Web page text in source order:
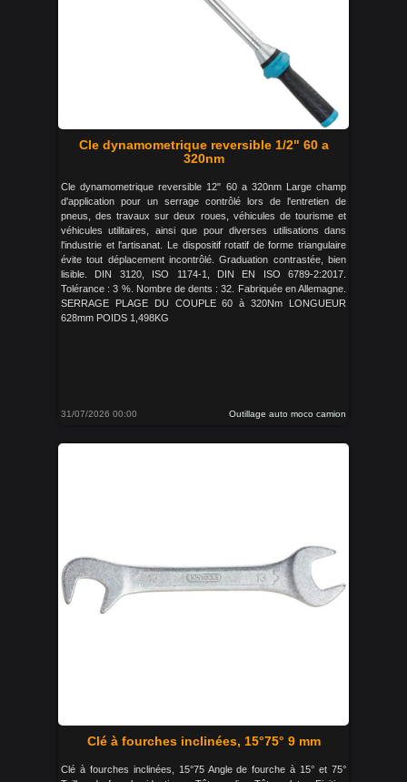
Cle dynamometrique reversible 1/2" 60 a
320nm
Cle dynamometrique reversible 12" 60 a 320nm Large champ
d'application pour un serrage contrôlé lors de l'entretien de
pneus, des travaux sur deux roues, véhicules de tourisme et
véhicules utilitaires, ainsi que pour diverses utilisations dans
l'industrie et l'artisanat. Le dispositif rotatif de forme triangulaire
évite tout déplacement incontrôlé. Graduation contrastée, bien
lisible. DIN 3120, ISO 1174-1, DIN EN ISO 6789-2:2017.
Tolérance : 3 %. Nombre de dents : 32. Fabriquée en Allemagne.
SERRAGE PLAGE DU COUPLE 60 à 320Nm LONGUEUR
628mm POIDS 1,498KG
31/07/2026 00:00 Outillage auto moco camion
Clé à fourches inclinées, 15°75° 9 mm
Clé à fourches inclinées, 15°75 Angle de fourche à 15° et 75°